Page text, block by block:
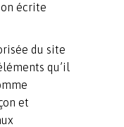
écrite
du site
qu’il
et